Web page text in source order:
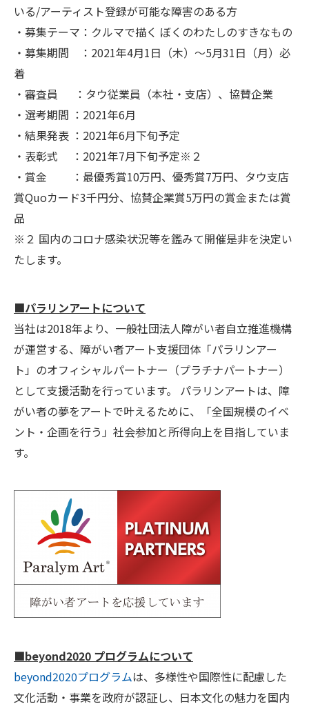
いる/アーティスト登録が可能な障害のある方
・募集テーマ：クルマで描く ぼくのわたしのすきなもの
・募集期間 ：2021年4月1日（木）～5月31日（月）必
着
・審査員 ：タウ従業員（本社・支店）、協賛企業
・選考期間 ：2021年6月
・結果発表 ：2021年6月下旬予定
・表彰式 ：2021年7月下旬予定※２
・賞金 ：最優秀賞10万円、優秀賞7万円、タウ支店
賞Quoカード3千円分、協賛企業賞5万円の賞金または賞
品
※２ 国内のコロナ感染状況等を鑑みて開催是非を決定い
たします。
■パラリンアートについて
当社は2018年より、一般社団法人障がい者自立推進機構
が運営する、障がい者アート支援団体「パラリンアー
ト」のオフィシャルパートナー（プラチナパートナー）
として支援活動を行っています。 パラリンアートは、障
がい者の夢をアートで叶えるために、「全国規模のイベ
ント・企画を行う」社会参加と所得向上を目指していま
す。
■beyond2020 プログラムについて
beyond2020プログラムは、多様性や国際性に配慮した
文化活動・事業を政府が認証し、日本文化の魅力を国内